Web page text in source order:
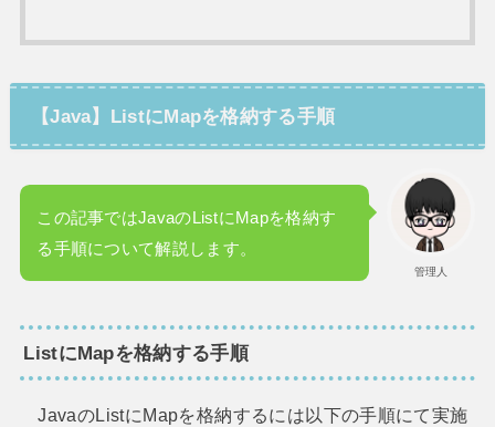
【Java】ListにMapを格納する手順
管理人
この記事ではJavaのListにMapを格納す
る手順について解説します。
ListにMapを格納する手順
JavaのListにMapを格納するには以下の手順にて実施